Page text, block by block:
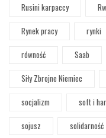
Rusini karpaccy
Rynek pracy
rynki
równość
Saab
Siły Zbrojne Niemiec
socjalizm
soft i
sojusz
solidarność